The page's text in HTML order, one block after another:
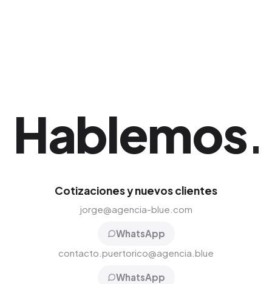
Hablemos.
Cotizaciones y nuevos clientes
jorge@agencia-blue.com
WhatsApp
contacto.puertorico@agencia.blue
WhatsApp